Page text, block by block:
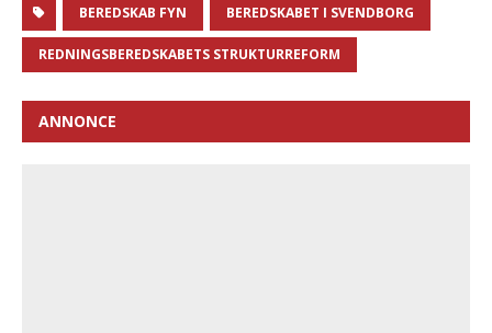
BEREDSKAB FYN BEREDSKABET I SVENDBORG
REDNINGSBEREDSKABETS STRUKTURREFORM
ANNONCE